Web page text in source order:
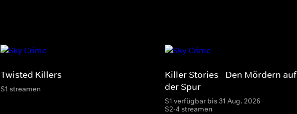
Twisted Killers
S1 streamen
Killer Stories - Den Mördern auf
der Spur
S1 verfügbar bis 31 Aug. 2026
S2-4 streamen